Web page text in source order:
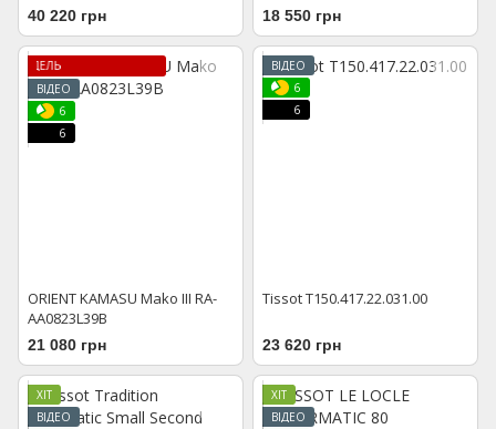
40 220 грн 18 550 грн
ЛІМІТОВАНА МОДЕЛЬ
ВІДЕО
6
6
ORIENT KAMASU Mako III RA-
AA0823L39B
21 080 грн
ВІДЕО
6
6
Tissot T150.417.22.031.00
23 620 грн
ХІТ
ВІДЕО
ХІТ
ВІДЕО